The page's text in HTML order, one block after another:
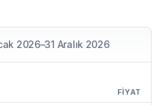
2026–31 Aralık 2026
FIYAT